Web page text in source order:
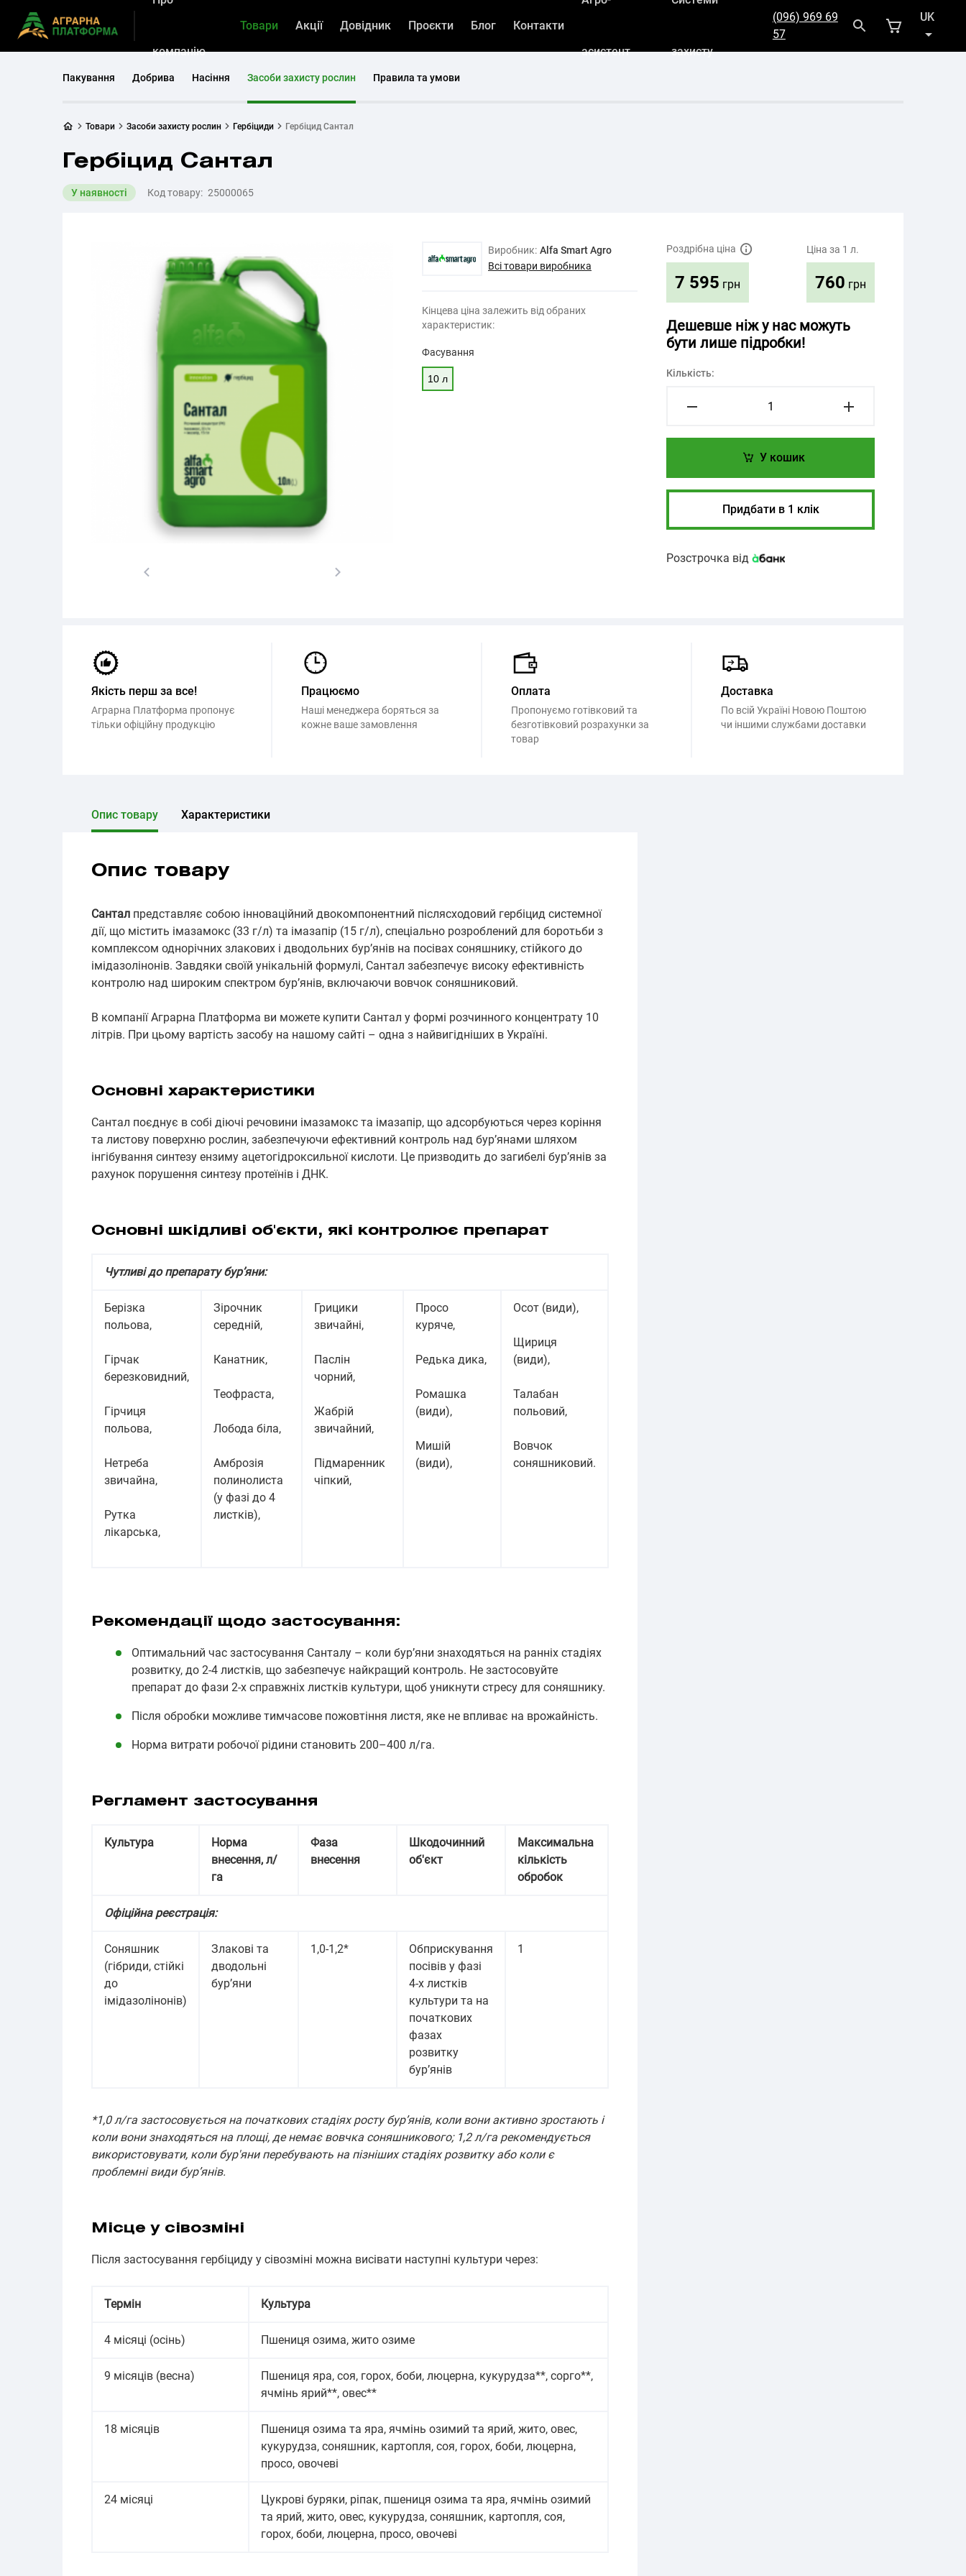
компанію
Товари Акції Довідник Проєкти Блог Контакти
асистент захисту
(096) 969 69
57
UK
RU
Пакування Добрива Насіння Засоби захисту рослин Правила та умови
Товари Засоби захисту рослин Гербіциди Гербіцид Сантал
Гербіцид Сантал
У наявності Код товару: 25000065
Виробник: Alfa Smart Agro
Всі товари виробника
Кінцева ціна залежить від обраних
характеристик:
Фасування
10 л
Роздрібна ціна
7 595 грн
Ціна за 1 л.
760 грн
Дешевше ніж у нас можуть
бути лише підробки!
Кількість:
У кошик
Придбати в 1 клік
Розстрочка від
Якість перш за все!
Аграрна Платформа пропонує
тільки офіційну продукцію
Працюємо
Наші менеджера боряться за
кожне ваше замовлення
Оплата
Пропонуємо готівковий та
безготівковий розрахунки за
товар
Доставка
По всій Україні Новою Поштою
чи іншими службами доставки
Опис товару Характеристики
Опис товару
Сантал представляє собою інноваційний двокомпонентний післясходовий гербіцид системної
дії, що містить імазамокс (33 г/л) та імазапір (15 г/л), спеціально розроблений для боротьби з
комплексом однорічних злакових і дводольних бур’янів на посівах соняшнику, стійкого до
імідазолінонів. Завдяки своїй унікальній формулі, Сантал забезпечує високу ефективність
контролю над широким спектром бур’янів, включаючи вовчок соняшниковий.
В компанії Аграрна Платформа ви можете купити Сантал у формі розчинного концентрату 10
літрів. При цьому вартість засобу на нашому сайті – одна з найвигідніших в Україні.
Основні характеристики
Сантал поєднує в собі діючі речовини імазамокс та імазапір, що адсорбуються через коріння
та листову поверхню рослин, забезпечуючи ефективний контроль над бур’янами шляхом
інгібування синтезу ензиму ацетогідроксильної кислоти. Це призводить до загибелі бур’янів за
рахунок порушення синтезу протеїнів і ДНК.
Основні шкідливі об'єкти, які контролює препарат
Чутливі до препарату бур’яни:
Берізка
польова,
Гірчак
березковидний,
Гірчиця
польова,
Нетреба
звичайна,
Рутка
лікарська,
Зірочник
середній,
Канатник,
Теофраста,
Лобода біла,
Амброзія
полинолиста
(у фазі до 4
листків),
Грицики
звичайні,
Паслін
чорний,
Жабрій
звичайний,
Підмаренник
чіпкий,
Просо
куряче,
Редька дика,
Ромашка
(види),
Мишій
(види),
Осот (види),
Щириця
(види),
Талабан
польовий,
Вовчок
соняшниковий.
Рекомендації щодо застосування:
Оптимальний час застосування Санталу – коли бур’яни знаходяться на ранніх стадіях
розвитку, до 2-4 листків, що забезпечує найкращий контроль. Не застосовуйте
препарат до фази 2-х справжніх листків культури, щоб уникнути стресу для соняшнику.
Після обробки можливе тимчасове пожовтіння листя, яке не впливає на врожайність.
Норма витрати робочої рідини становить 200–400 л/га.
Регламент застосування
Культура
Норма
внесення, л/
га
Фаза
внесення
Шкодочинний
об'єкт
Максимальна
кількість
обробок
Офіційна реєстрація:
Соняшник
(гібриди, стійкі
до
імідазолінонів)
Злакові та
дводольні
бур’яни
1,0-1,2*
Обприскування
посівів у фазі
4-х листків
культури та на
початкових
фазах
розвитку
бур’янів
1
*1,0 л/га застосовується на початкових стадіях росту бур’янів, коли вони активно зростають і
коли вони знаходяться на площі, де немає вовчка соняшникового; 1,2 л/га рекомендується
використовувати, коли бур'яни перебувають на пізніших стадіях розвитку або коли є
проблемні види бур’янів.
Місце у сівозміні
Після застосування гербіциду у сівозміні можна висівати наступні культури через:
Термін Культура
4 місяці (осінь) Пшениця озима, жито озиме
9 місяців (весна)
Пшениця яра, соя, горох, боби, люцерна, кукурудза**, сорго**,
ячмінь ярий**, овес**
18 місяців
Пшениця озима та яра, ячмінь озимий та ярий, жито, овес,
кукурудза, соняшник, картопля, соя, горох, боби, люцерна,
просо, овочеві
24 місяці
Цукрові буряки, ріпак, пшениця озима та яра, ячмінь озимий
та ярий, жито, овес, кукурудза, соняшник, картопля, соя,
горох, боби, люцерна, просо, овочеві